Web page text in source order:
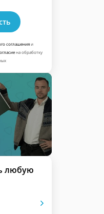
соглашенияи
на обработку
любую